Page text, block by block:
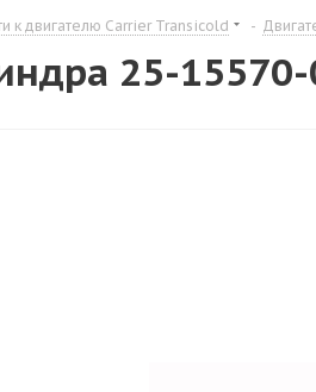
к двигателю Carrier Transicold -
25-